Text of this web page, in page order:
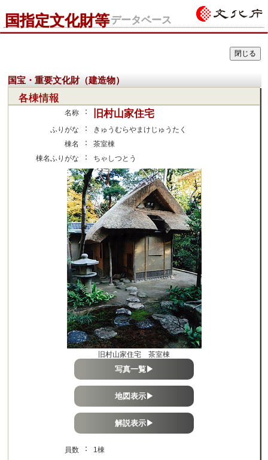
国指定文化財等データベース
国宝・重要文化財（建造物）
各棟情報
名称 ： 旧村山家住宅
ふりがな ：
きゅうむらやまけじゅうたく
棟名
：
茶室棟
棟名ふりがな
： ちゃしつとう
旧村山家住宅 茶室棟
写真一覧▶
地図表示▶
解説表示▶
員数 ：
1棟